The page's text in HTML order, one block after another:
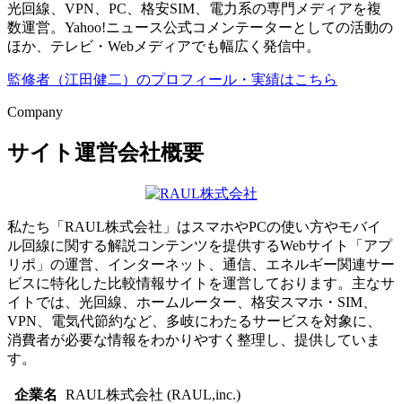
光回線、VPN、PC、格安SIM、電力系の専門メディアを複
数運営。Yahoo!ニュース公式コメンテーターとしての活動の
ほか、テレビ・Webメディアでも幅広く発信中。
監修者（江田健二）のプロフィール・実績はこちら
Company
サイト運営会社概要
私たち「RAUL株式会社」はスマホやPCの使い方やモバイ
ル回線に関する解説コンテンツを提供するWebサイト「アプ
リポ」の運営、インターネット、通信、エネルギー関連サー
ビスに特化した比較情報サイトを運営しております。主なサ
イトでは、光回線、ホームルーター、格安スマホ・SIM、
VPN、電気代節約など、多岐にわたるサービスを対象に、
消費者が必要な情報をわかりやすく整理し、提供していま
す。
企業名
RAUL株式会社 (RAUL,inc.)